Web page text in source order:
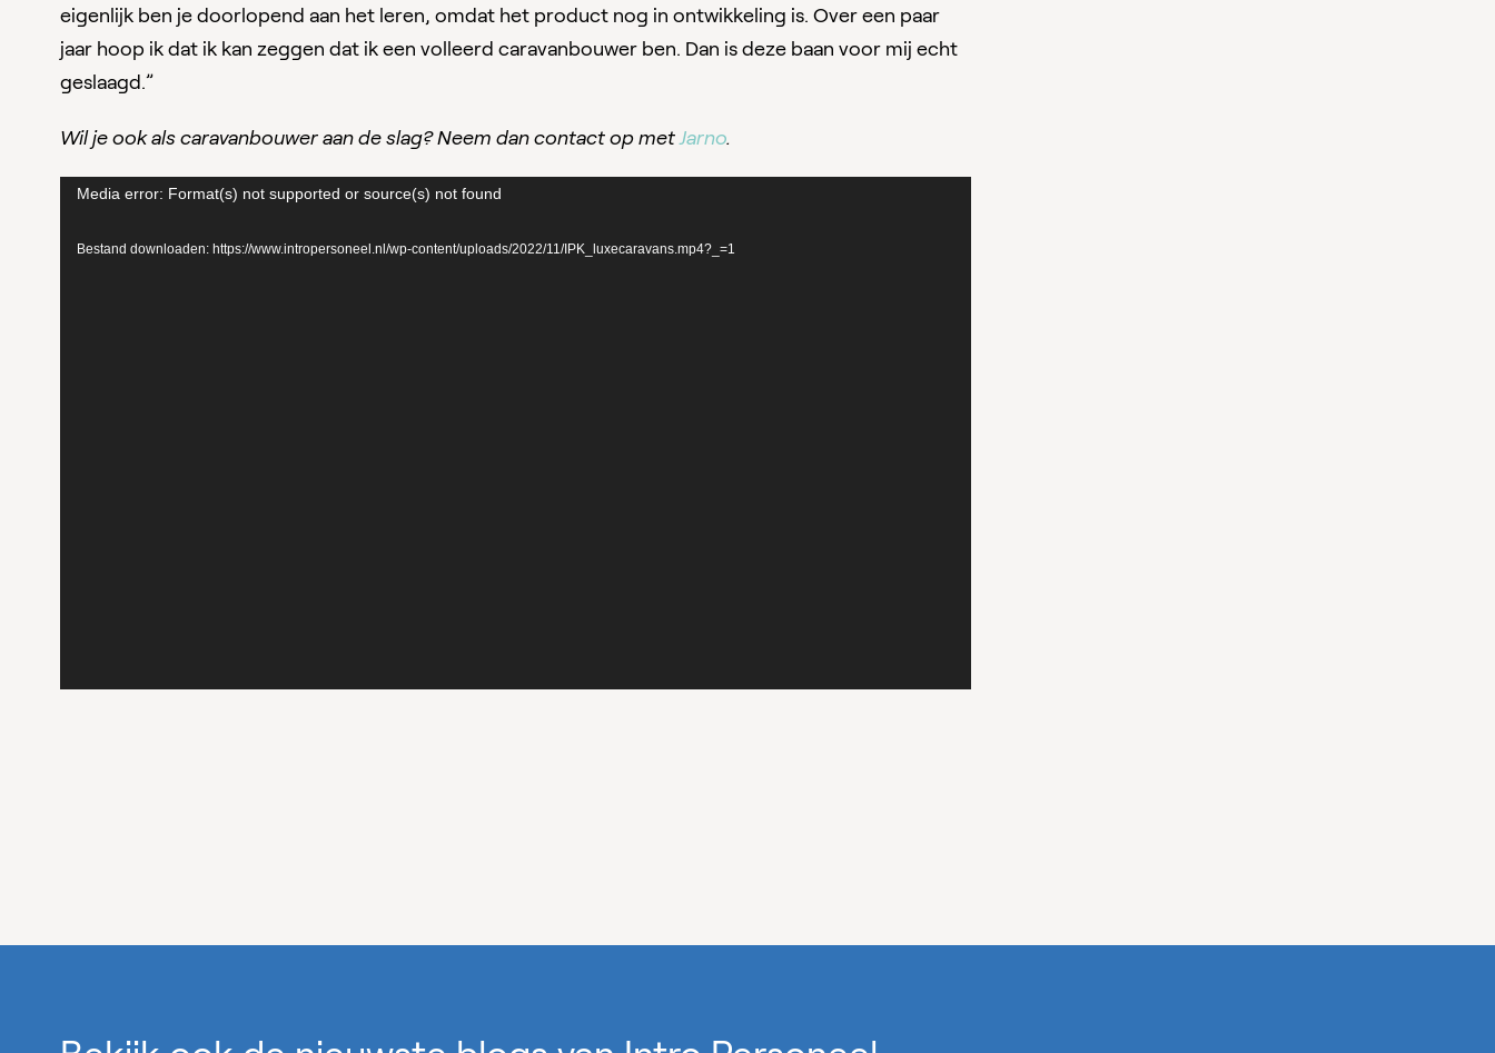
eigenlijk ben je doorlopend aan het leren, omdat het product nog in ontwikkeling is. Over een paar
jaar hoop ik dat ik kan zeggen dat ik een volleerd caravanbouwer ben. Dan is deze baan voor mij echt
geslaagd.”
Wil je ook als caravanbouwer aan de slag? Neem dan contact op metJarno.
Videospeler
Media error: Format(s) not supported or source(s) not found
Bestand downloaden: https://www.intropersoneel.nl/wp-content/uploads/2022/11/IPK_luxecaravans.mp4?_=1